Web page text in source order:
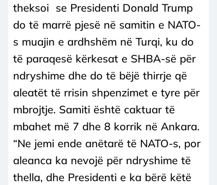
theksoi se Presidenti Donald Trump
do të marrë pjesë në samitin e NATO-
s muajin e ardhshëm në Turqi, ku do
të paraqesë kërkesat e SHBA-së për
ndryshime dhe do të bëjë thirrje që
aleatët të rrisin shpenzimet e tyre për
mbrojtje. Samiti është caktuar të
mbahet më 7 dhe 8 korrik në Ankara.
“Ne jemi ende anëtarë të NATO-s, por
aleanca ka nevojë për ndryshime të
thella, dhe Presidenti e ka bërë këtë